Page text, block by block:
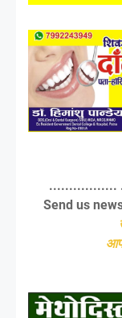
.................
Send us